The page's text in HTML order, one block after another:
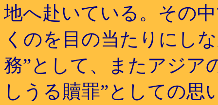
地へ赴いている。その
くのを目の当たりにし
務”として、またアジア
しうる贖罪”としての思